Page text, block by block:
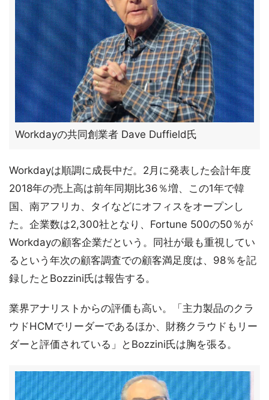
Workdayの共同創業者 Dave Duffield氏
Workdayは順調に成長中だ。2月に発表した会計年度
2018年の売上高は前年同期比36％増、この1年で韓
国、南アフリカ、タイなどにオフィスをオープンし
た。企業数は2,300社となり、Fortune 500の50％が
Workdayの顧客企業だという。同社が最も重視してい
るという年次の顧客調査での顧客満足度は、98％を記
録したとBozzini氏は報告する。
業界アナリストからの評価も高い。「主力製品のクラ
ウドHCMでリーダーであるほか、財務クラウドもリー
ダーと評価されている」とBozzini氏は胸を張る。